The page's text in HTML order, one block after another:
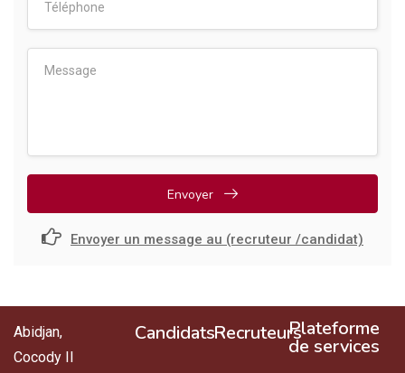
Envoyer
Envoyer un message au (recruteur /candidat)
Abidjan,
Cocody II
CandidatsRecruteursPlateforme
de services